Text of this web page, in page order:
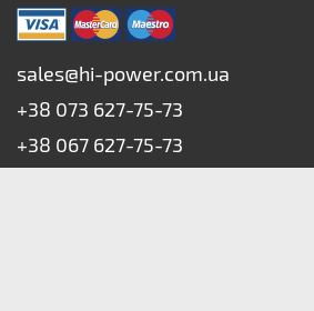
sales@hi-power.com.ua
+38 073 627-75-73
+38 067 627-75-73